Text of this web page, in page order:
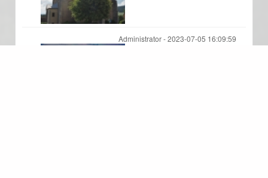
Administrator -2023-07-05 16:09:59